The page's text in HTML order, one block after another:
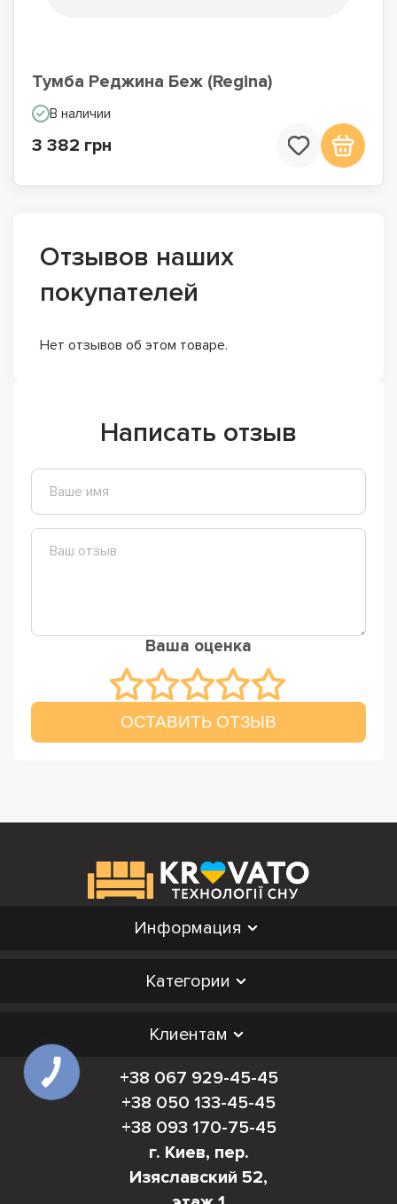
Тумба Реджина Беж (Regina)
В наличии
3 382 грн
Отзывов наших
покупателей
Нет отзывов об этом товаре.
Написать отзыв
Ваша оценка
ОСТАВИТЬ ОТЗЫВ
Информация
Категории
Клиентам
+38 067 929-45-45
+38 050 133-45-45
+38 093 170-75-45
г. Киев, пер.
Изяславский 52,